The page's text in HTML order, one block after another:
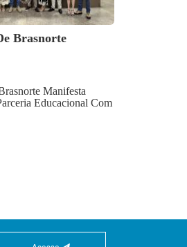
Brasnorte
Manifesta
Educacional Com